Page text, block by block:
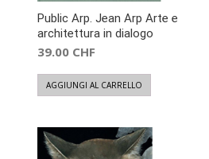
Public Arp. Jean Arp Arte e
architettura in dialogo
39.00 CHF
AGGIUNGI AL CARRELLO